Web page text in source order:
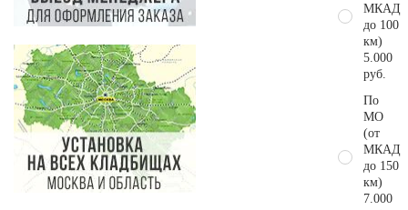
МКАД
до 100
км)
5.000
руб.
По
МО
(от
МКАД
до 150
км)
7.000